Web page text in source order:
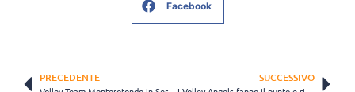
Facebook
PRECEDENTE SUCCESSIVO